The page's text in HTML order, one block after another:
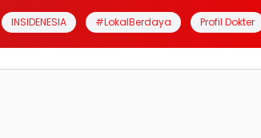
INSIDENESIA #LokalBerdaya Profil Dokter